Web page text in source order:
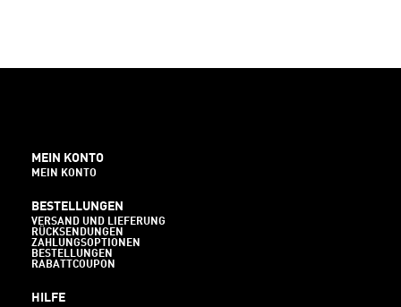
MEIN KONTO
MEIN KONTO
BESTELLUNGEN
VERSAND UND LIEFERUNG
RÜCKSENDUNGEN
ZAHLUNGSOPTIONEN
BESTELLUNGEN
RABATTCOUPON
HILFE